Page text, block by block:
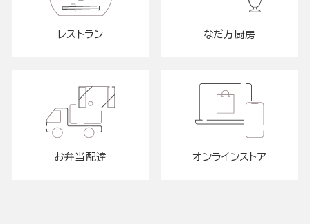
レストラン なだ万厨房
お弁当配達 オンラインストア